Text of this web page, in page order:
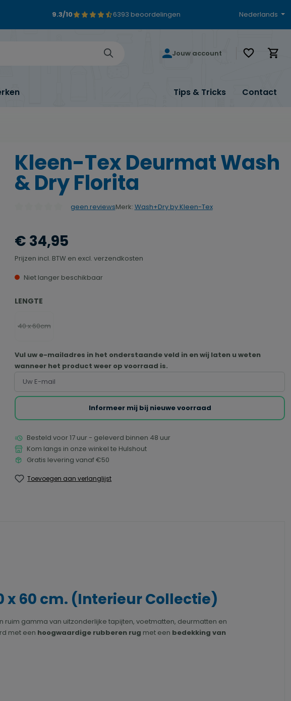
9.3/10 6393 beoordelingen Nederlands
Jouw account Je hebt 0
Tips & Tricks Contact
Kleen-Tex Deurmat Wash
& Dry Florita
geen reviewsMerk: Wash+Dry by Kleen-Tex
€ 34,95
Prijzen incl. BTW en excl. verzendkosten
Niet langer beschikbaar
SELECTEER
LENGTE
40 x 60cm
Vul uw e-mailadres in het onderstaande veld in en wij laten u weten
wanneer het product weer op voorraad is.
Informeer mij bij nieuwe voorraad
Besteld voor 17 uur - geleverd binnen 48 uur
Kom langs in onze winkel te Hulshout
Gratis levering vanaf €50
Toevoegen aan verlanglijst
x 60 cm. (Interieur Collectie)
ruim gamma van uitzonderlijke tapijten, voetmatten, deurmatten en
met een hoogwaardige rubberen rug met een bedekking van